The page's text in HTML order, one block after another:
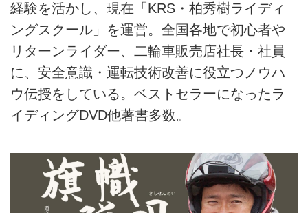
経験を活かし、現在「KRS・柏秀樹ライディ
ングスクール」を運営。全国各地で初心者や
リターンライダー、二輪車販売店社長・社員
に、安全意識・運転技術改善に役立つノウハ
ウ伝授をしている。ベストセラーになったラ
イディングDVD他著書多数。